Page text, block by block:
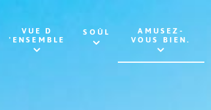
VUE D
'ENSEMBLE
SOÛL
AMUSEZ-
VOUS BIEN.